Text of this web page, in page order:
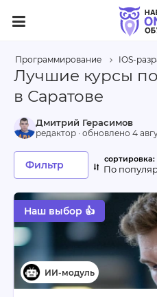
Программирование IOS-
Лучшие курсы
в Саратове
Наш выбор 👍
Дмитрий Герасимов
редактор · обновлено 4
Фильтр По